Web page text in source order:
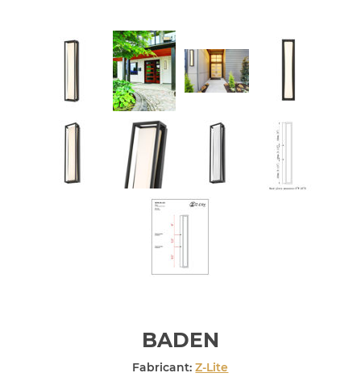
BADEN
Fabricant: Z-Lite